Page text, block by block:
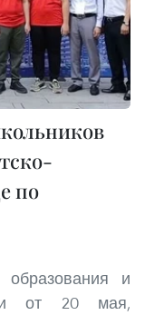
по
и
от 20 мая,